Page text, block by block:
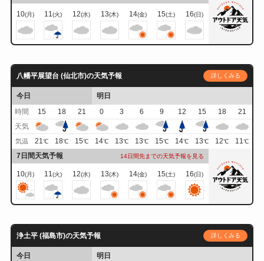
10(月) 11(火) 12(水) 13(木) 14(金) 15(土) 16(日)
八幡平展望台 (仙北市)の天気予報 詳しくみる
今日
明日
時間
15 18 21 0 3 6 9 12 15 18
21
天気
気温 21℃ 18℃ 15℃ 14℃ 13℃ 13℃ 15℃ 14℃ 13℃ 12℃ 11℃
7日間天気予報 14日間先までの天気予報を見る
10(月) 11(火) 12(水) 13(木) 14(金) 15(土) 16(日)
浄土平 (福島市)の天気予報 詳しくみる
今日
明日